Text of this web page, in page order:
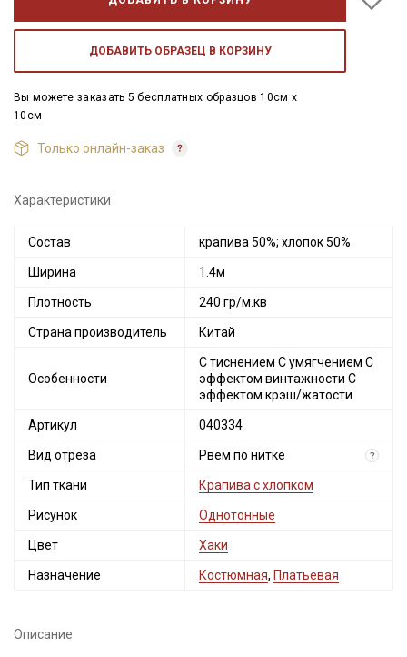
ДОБАВИТЬ ОБРАЗЕЦ В КОРЗИНУ
Вы можете заказать 5 бесплатных образцов 10см x
10см
Только онлайн-заказ
Характеристики
Состав крапива 50%; хлопок 50%
Ширина 1.4м
Плотность 240 гр/м.кв
Страна производитель Китай
Особенности
С тиснением С умягчением С
эффектом винтажности С
эффектом крэш/жатости
Артикул 040334
Вид отреза Рвем по нитке ?
Тип ткани Крапива с хлопком
Рисунок Однотонные
Цвет Хаки
Назначение Костюмная, Платьевая
Описание